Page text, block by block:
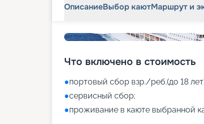
ОписаниеВыбор каютМаршрут и
Что включено в стоимость
●портовый сбор взр./реб.(до 18
●сервисный сбор;
●проживание в каюте выбранной